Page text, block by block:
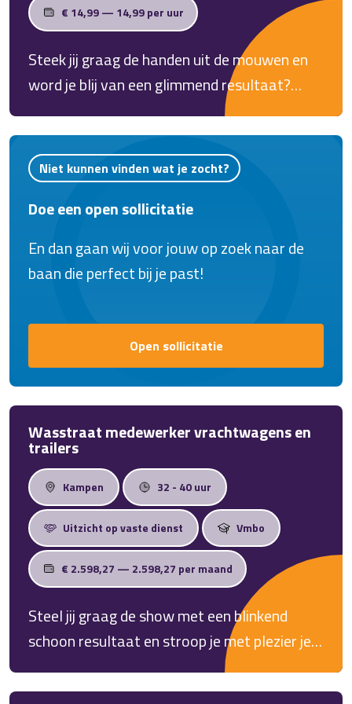
gaat. Ervaring is niet nodig, een goede
€ 14,99 — 14,99 per uur
Steek jij graag de handen uit de mouwen en
word je blij van een glimmend resultaat?
Kom werken als wasstraatmedewerker
vrachtwagens in Kampen. Jij zorgt ervoor dat
elke chauffeur met een glimlach én een
blinkende truck de weg op gaat!
Niet kunnen vinden wat je zocht?
Doe een open sollicitatie
En dan gaan wij voor jouw op zoek naar de
baan die perfect bij je past!
Open sollicitatie
Wasstraat medewerker vrachtwagens en
trailers
Kampen 32 - 40 uur
Uitzicht op vaste dienst Vmbo
€ 2.598,27 — 2.598,27 per maand
Steel jij graag de show met een blinkend
schoon resultaat en stroop je met plezier je
mouwen op? Word jij blij van de geur van
zeep, glimmend chroom en gezellig contact